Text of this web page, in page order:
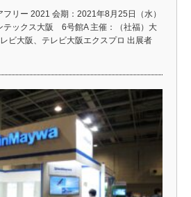
リー 2021 会期：2021年8月25日（水）
テックス大阪 6号館A 主催：（社福）大
ビ大阪、テレビ大阪エクスプロ 出展者